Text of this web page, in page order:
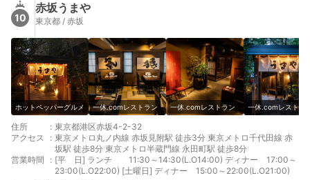
10
赤坂うまや
東京都 / 赤坂
ホットペッパーグルメ 一休.comレストラン 一休.comレストラン 一休.comレストラ
住所 : 東京都港区赤坂4-2-32
アクセス
: 東京メトロ丸ノ内線 赤坂見附駅 徒歩3分 東京メトロ千代田線 赤
坂駅 徒歩8分 東京メトロ半蔵門線 永田町駅 徒歩8分
営業時間
: [平 日] ランチ 11:30～14:30(L.O14:00) ディナー 17:00～
23:00(L.O22:00) [土曜日] ディナー 15:00～22:00(L.O21:00)